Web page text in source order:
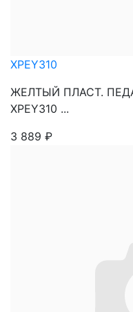
XPEY310
ЖЕЛТЫЙ ПЛАСТ.
XPEY310 ...
3 889 ₽